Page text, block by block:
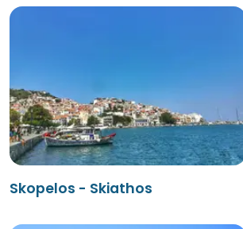
Skopelos - Skiathos